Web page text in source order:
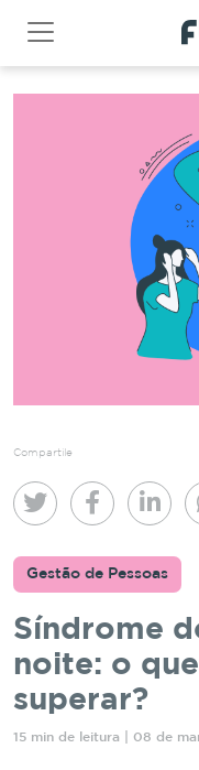
Compartile
Gestão de Pessoas
Síndrome
noite: o
superar?
15 min de leitura | 08 de